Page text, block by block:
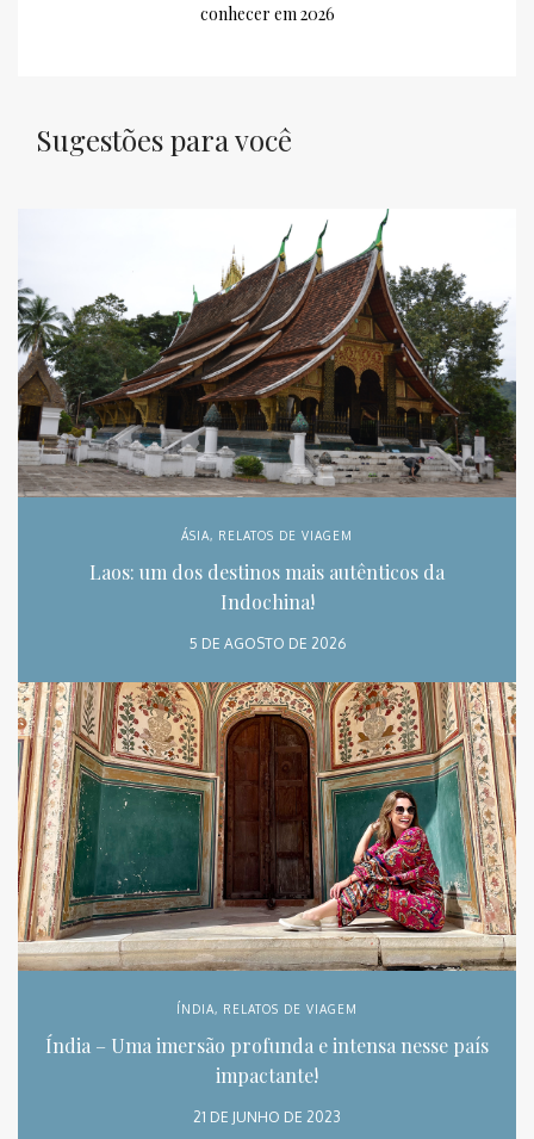
conhecer em 2026
Sugestões para você
ÁSIA, RELATOS DE VIAGEM
Laos: um dos destinos mais autênticos da
Indochina!
5 DE AGOSTO DE 2026
ÍNDIA, RELATOS DE VIAGEM
Índia – Uma imersão profunda e intensa nesse país
impactante!
21 DE JUNHO DE 2023